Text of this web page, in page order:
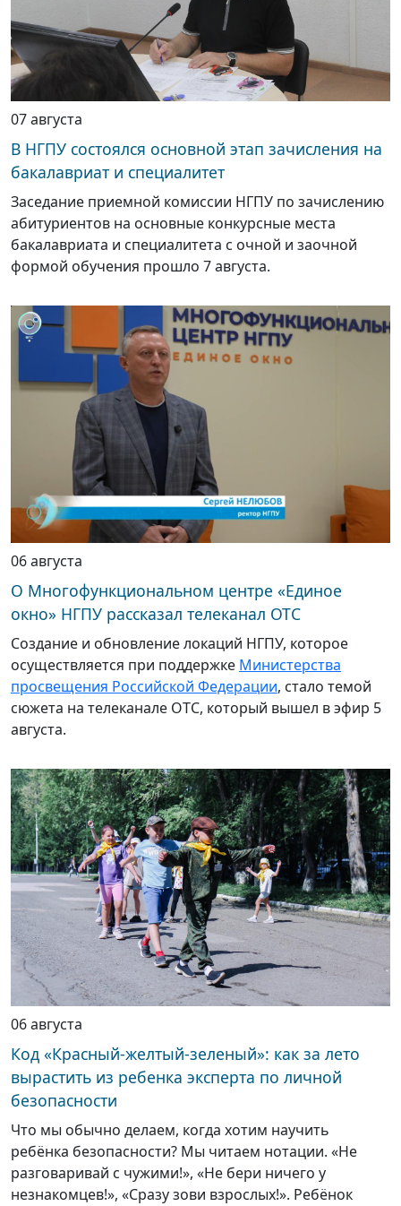
07 августа
В НГПУ состоялся основной этап зачисления на
бакалавриат и специалитет
Заседание приемной комиссии НГПУ по зачислению
абитуриентов на основные конкурсные места
бакалавриата и специалитета с очной и заочной
формой обучения прошло 7 августа.
06 августа
О Многофункциональном центре «Единое
окно» НГПУ рассказал телеканал ОТС
Создание и обновление локаций НГПУ, которое
осуществляется при поддержке Министерства
просвещения Российской Федерации, стало темой
сюжета на телеканале ОТС, который вышел в эфир 5
августа.
06 августа
Код «Красный-желтый-зеленый»: как за лето
вырастить из ребенка эксперта по личной
безопасности
Что мы обычно делаем, когда хотим научить
ребёнка безопасности? Мы читаем нотации. «Не
разговаривай с чужими!», «Не бери ничего у
незнакомцев!», «Сразу зови взрослых!». Ребёнок